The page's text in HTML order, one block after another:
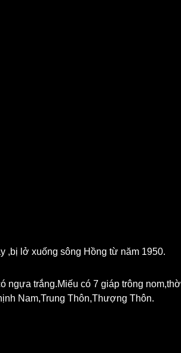
,bị lở xuống sông Hồng từ năm 1950.
ngựa trắng.Miếu có 7 giáp trông nom,thờ
Nam,Trung Thôn,Thượng Thôn.